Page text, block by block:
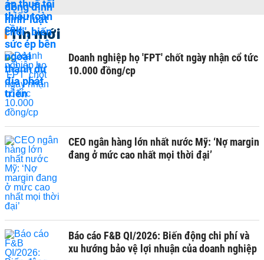
Tin mới
Doanh nghiệp họ 'FPT' chốt ngày nhận cổ tức
10.000 đồng/cp
CEO ngân hàng lớn nhất nước Mỹ: ‘Nợ margin
đang ở mức cao nhất mọi thời đại’
Báo cáo F&B QI/2026: Biến động chi phí và
xu hướng bảo vệ lợi nhuận của doanh nghiệp